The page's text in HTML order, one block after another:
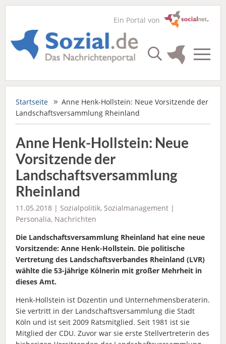
Ein Portal von
Startseite
Anne Henk-Hollstein: Neue Vorsitzende der
Landschaftsversammlung Rheinland
Anne Henk-Hollstein: Neue
Vorsitzende der
Landschaftsversammlung
Rheinland
11.05.2018 | Sozialpolitik, Sozialmanagement |
Personalia, Nachrichten
Die Landschaftsversammlung Rheinland hat eine neue
Vorsitzende: Anne Henk-Hollstein. Die politische
Vertretung des Landschaftsverbandes Rheinland (LVR)
wählte die 53-jährige Kölnerin mit großer Mehrheit in
dieses Amt.
Henk-Hollstein ist Dozentin und Unternehmensberaterin.
Sie vertritt in der Landschaftsversammlung die Stadt
Köln und ist seit 2009 Ratsmitglied. Seit 1981 ist sie
Mitglied der CDU. Zuvor war sie erste Stellvertreterin des